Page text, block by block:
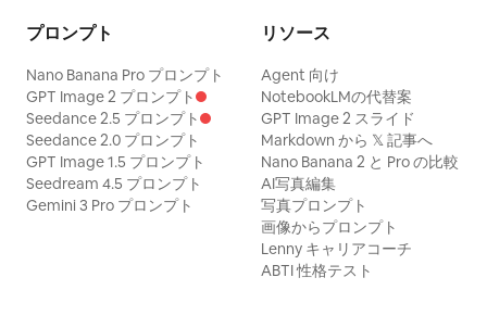
プロンプト
Nano Banana Pro プロンプト
GPT Image 2 プロンプト
Seedance 2.5 プロンプト
Seedance 2.0 プロンプト
GPT Image 1.5 プロンプト
Seedream 4.5 プロンプト
Gemini 3 Pro プロンプト
リソース
Agent 向け
NotebookLMの代替案
GPT Image 2 スライド
Markdown から 𝕏 記事へ
Nano Banana 2 と Pro の比較
AI写真編集
写真プロンプト
画像からプロンプト
Lenny キャリアコーチ
ABTI 性格テスト